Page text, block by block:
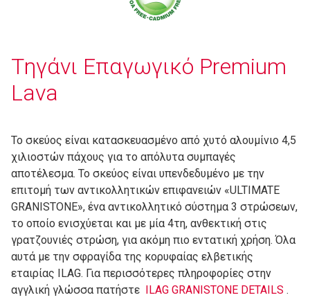
Tηγάνι Επαγωγικό Premium
Lava
Το σκεύος είναι κατασκευασμένο από χυτό αλουμίνιο 4,5
χιλιοστών πάχους για το απόλυτα συμπαγές
αποτέλεσμα. Το σκεύος είναι υπενδεδυμένο με την
επιτομή των αντικολλητικών επιφανειών «ULTIMATE
GRANISTONE», ένα αντικολλητικό σύστημα 3 στρώσεων,
το οποίο ενισχύεται και με μία 4τη, ανθεκτική στις
γρατζουνιές στρώση, για ακόμη πιο εντατική χρήση. Όλα
αυτά με την σφραγίδα της κορυφαίας ελβετικής
εταιρίας ILAG. Για περισσότερες πληροφορίες στην
αγγλική γλώσσα πατήστε ΙLAG GRANISTONE DETAILS .